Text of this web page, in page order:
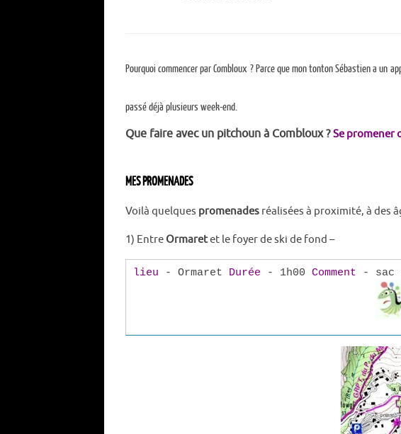
Pourquoi commencer par Combloux ? Parce que mon tonton Sébastien a
passé déjà plusieurs week-end.
Que faire avec un pitchoun à Combloux ? Se promener
MES PROMENADES
Voilà quelques promenades réalisées à proximité, à des
1) Entre Ormaretet le foyer de ski de fond –
lieu - Ormaret Durée - 1h00 Comment - sac